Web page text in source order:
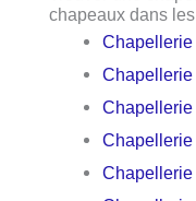
chapeaux dans
Chapellerie
Chapellerie
Chapellerie
Chapellerie